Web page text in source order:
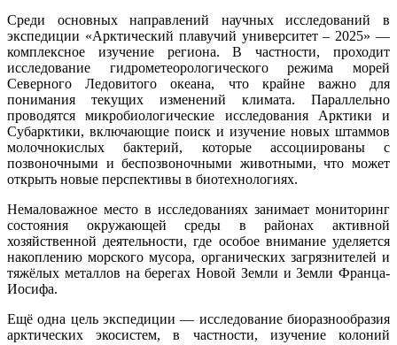
Среди основных направлений научных исследований в
экспедиции «Арктический плавучий университет – 2025» —
комплексное изучение региона. В частности, проходит
исследование гидрометеорологического режима морей
Северного Ледовитого океана, что крайне важно для
понимания текущих изменений климата. Параллельно
проводятся микробиологические исследования Арктики и
Субарктики, включающие поиск и изучение новых штаммов
молочнокислых бактерий, которые ассоциированы с
позвоночными и беспозвоночными животными, что может
открыть новые перспективы в биотехнологиях.
Немаловажное место в исследованиях занимает мониторинг
состояния окружающей среды в районах активной
хозяйственной деятельности, где особое внимание уделяется
накоплению морского мусора, органических загрязнителей и
тяжёлых металлов на берегах Новой Земли и Земли Франца-
Иосифа.
Ещё одна цель экспедиции — исследование биоразнообразия
арктических экосистем, в частности, изучение колоний